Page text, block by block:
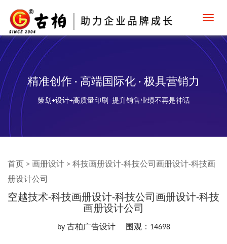
精准创作 · 高端国际化 · 极具营销力
策划+设计+高质量印刷=提升销售业绩不再是神话
首页 > 画册设计 > 科技画册设计-科技公司画册设计-科技画
册设计公司
空越技术-科技画册设计-科技公司画册设计-科技
画册设计公司
by 古柏广告设计 围观：14698